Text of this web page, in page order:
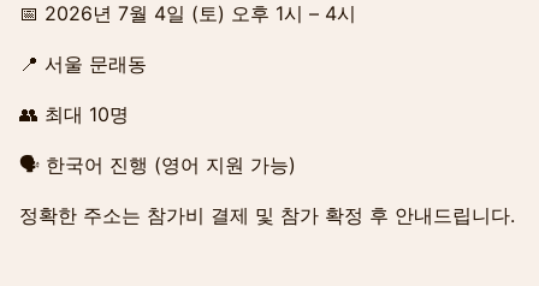
📅 2026년 7월 4일 (토) 오후 1시 – 4시
📍 서울 문래동
👥 최대 10명
🗣 한국어 진행 (영어 지원 가능)
정확한 주소는 참가비 결제 및 참가 확정 후 안내드립니다.